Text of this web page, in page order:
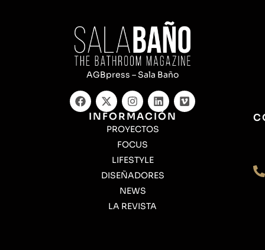
AGBpress – Sala Baño
INFORMACIÓN
PROYECTOS
FOCUS
LIFESTYLE
DISEÑADORES
NEWS
LA REVISTA